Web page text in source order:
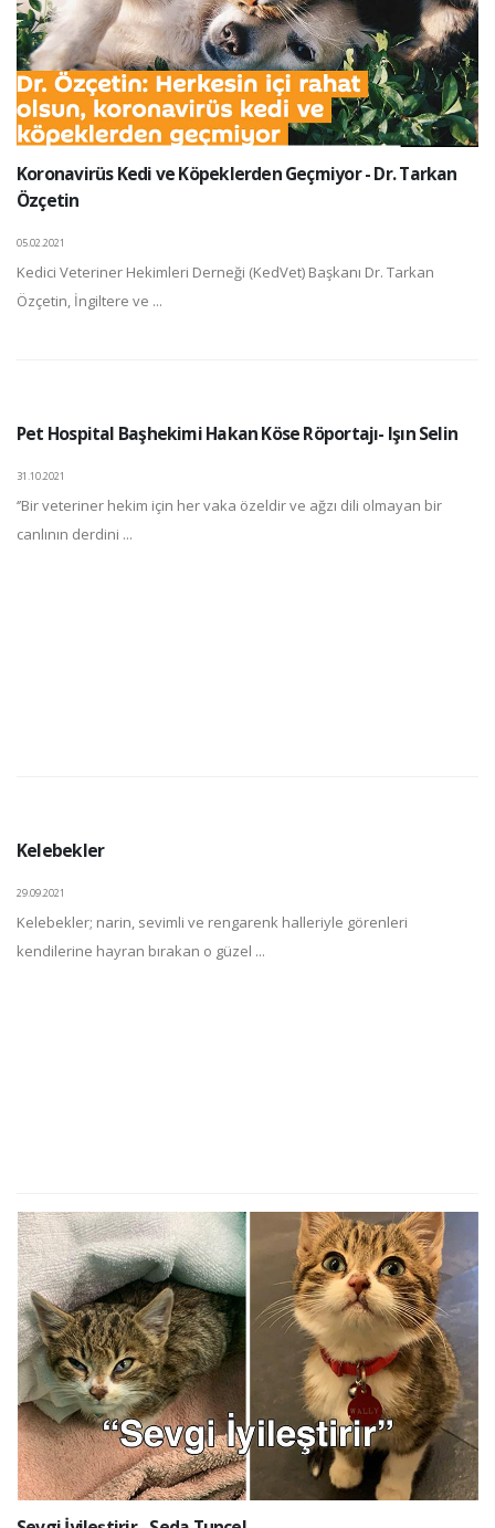
Koronavirüs Kedi ve Köpeklerden Geçmiyor - Dr. Tarkan
Özçetin
05.02.2021
Kedici Veteriner Hekimleri Derneği (KedVet) Başkanı Dr. Tarkan
Özçetin, İngiltere ve ...
Pet Hospital Başhekimi Hakan Köse Röportajı- Işın Selin
31.10.2021
‘’Bir veteriner hekim için her vaka özeldir ve ağzı dili olmayan bir
canlının derdini ...
Kelebekler
29.09.2021
Kelebekler; narin, sevimli ve rengarenk halleriyle görenleri
kendilerine hayran bırakan o güzel ...